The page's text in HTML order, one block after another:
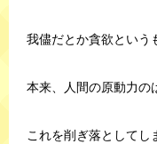
我儘だとか貪欲という
本来、人間の原動力の
これを削ぎ落としてし